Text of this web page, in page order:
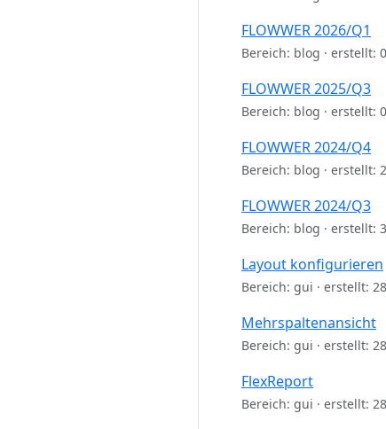
FLOWWER 2026/Q1
Bereich: blog · erstellt:
FLOWWER 2025/Q3
Bereich: blog · erstellt:
FLOWWER 2024/Q4
Bereich: blog · erstellt:
FLOWWER 2024/Q3
Bereich: blog · erstellt:
Layout konfigurieren
Bereich: gui · erstellt:
Mehrspaltenansicht
Bereich: gui · erstellt:
FlexReport
Bereich: gui · erstellt: